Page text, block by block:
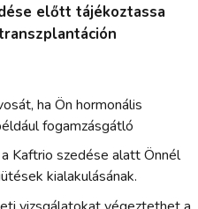
előtt tájékoztassa
ha Ön hormonális
fogamzásgátló
Kaftrio szedése alatt Önnél
kialakulásának.